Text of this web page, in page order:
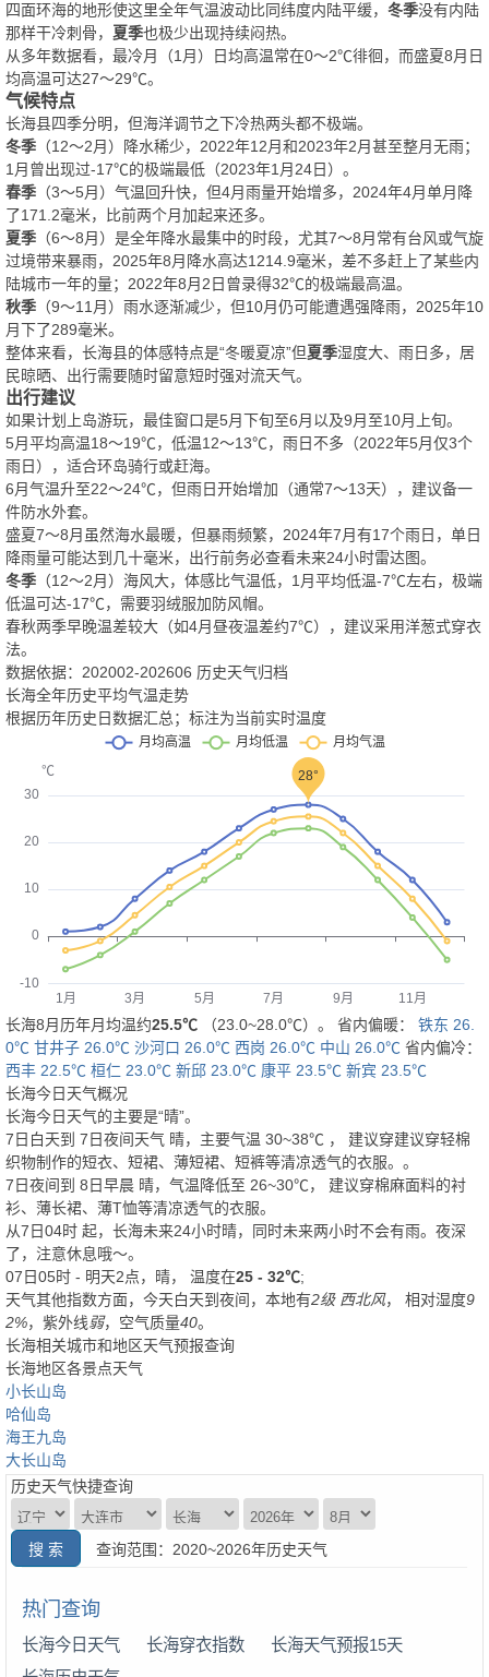
四面环海的地形使这里全年气温波动比同纬度内陆平缓， 冬季没有内陆
那样干冷刺骨， 夏季也极少出现持续闷热。
从多年数据看，最冷月（1月）日均高温常在0～2℃徘徊，而盛夏8月日
均高温可达27～29℃。
气候特点
长海县四季分明，但海洋调节之下冷热两头都不极端。
冬季 （12～2月）降水稀少，2022年12月和2023年2月甚至整月无雨；
1月曾出现过-17℃的极端最低（2023年1月24日）。
春季 （3～5月）气温回升快，但4月雨量开始增多，2024年4月单月降
了171.2毫米，比前两个月加起来还多。
夏季 （6～8月）是全年降水最集中的时段，尤其7～8月常有台风或气旋
过境带来暴雨，2025年8月降水高达1214.9毫米，差不多赶上了某些内
陆城市一年的量；2022年8月2日曾录得32℃的极端最高温。
秋季 （9～11月）雨水逐渐减少，但10月仍可能遭遇强降雨，2025年10
月下了289毫米。
整体来看，长海县的体感特点是“冬暖夏凉”但夏季湿度大、雨日多，居
民晾晒、出行需要随时留意短时强对流天气。
出行建议
如果计划上岛游玩，最佳窗口是5月下旬至6月以及9月至10月上旬。
5月平均高温18～19℃，低温12～13℃，雨日不多（2022年5月仅3个
雨日），适合环岛骑行或赶海。
6月气温升至22～24℃，但雨日开始增加（通常7～13天），建议备一
件防水外套。
盛夏7～8月虽然海水最暖，但暴雨频繁，2024年7月有17个雨日，单日
降雨量可能达到几十毫米，出行前务必查看未来24小时雷达图。
冬季 （12～2月）海风大，体感比气温低，1月平均低温-7℃左右，极端
低温可达-17℃，需要羽绒服加防风帽。
春秋两季早晚温差较大（如4月昼夜温差约7℃），建议采用洋葱式穿衣
法。
数据依据：202002-202606 历史天气归档
长海全年历史平均气温走势
根据历年历史日数据汇总；标注为当前实时温度
长海8月历年月均温约25.5℃ （23.0~28.0℃）。 省内偏暖： 铁东 26.
0℃ 甘井子 26.0℃ 沙河口 26.0℃ 西岗 26.0℃ 中山 26.0℃ 省内偏冷：
西丰 22.5℃ 桓仁 23.0℃ 新邱 23.0℃ 康平 23.5℃ 新宾 23.5℃
长海今日天气概况
长海今日天气的主要是“晴”。
7日白天到 7日夜间天气 晴，主要气温 30~38℃ ， 建议穿建议穿轻棉
织物制作的短衣、短裙、薄短裙、短裤等清凉透气的衣服。 。
7日夜间到 8日早晨 晴，气温降低至 26~30℃， 建议穿棉麻面料的衬
衫、薄长裙、薄T恤等清凉透气的衣服。
从7日04时 起，长海未来24小时晴，同时未来两小时不会有雨。夜深
了，注意休息哦～。
07日05时 - 明天2点，晴， 温度在25 - 32℃;
天气其他指数方面，今天白天到夜间，本地有2级 西北风， 相对湿度9
2%，紫外线弱，空气质量40。
长海相关城市和地区天气预报查询
长海地区各景点天气
小长山岛
哈仙岛
海王九岛
大长山岛
历史天气快捷查询
查询范围：2020~2026年历史天气
热门查询
长海今日天气 长海穿衣指数
长海天气预报15天